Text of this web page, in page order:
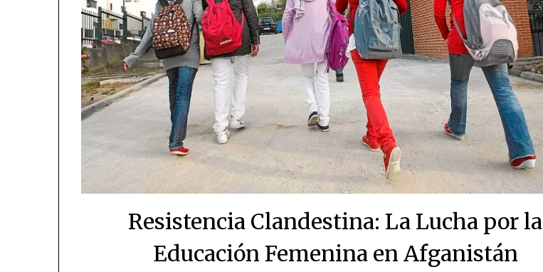
Resistencia Clandestina: La Lucha por la
Educación Femenina en Afganistán